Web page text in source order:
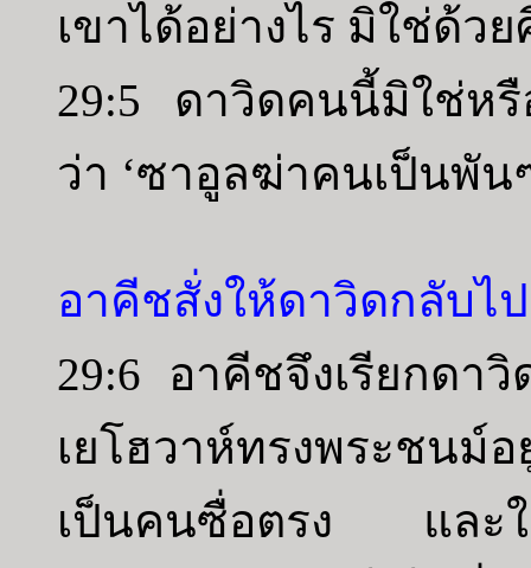
เขาได้อย่างไร มิใช่ด้ว
29:5 ดาวิดคนนี้มิใช่หรื
ว่า ‘ซาอูลฆ่าคนเป็นพั
อาคีชสั่งให้ดาวิดกลับไป
29:6 อาคีชจึงเรียกดา
เยโฮวาห์ทรงพระชน
เป็นคนซื่อตรง และใ